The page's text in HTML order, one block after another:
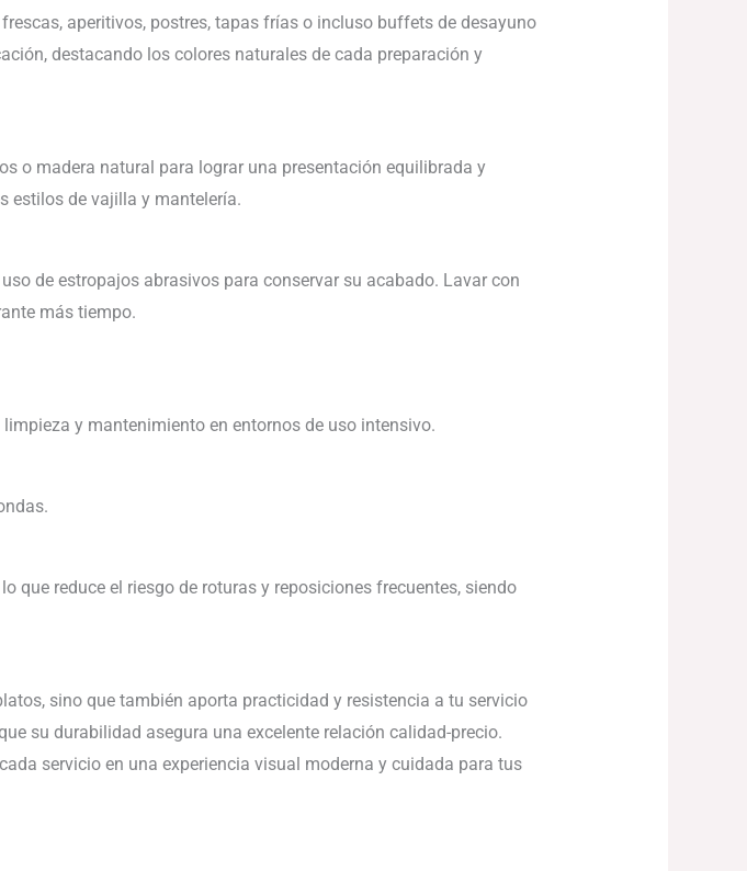
aperitivos, postres, tapas frías o incluso buffets de desayuno
destacando los colores naturales de cada preparación y
o madera natural para lograr una presentación equilibrada y
estilos de vajilla y mantelería.
de estropajos abrasivos para conservar su acabado. Lavar con
más tiempo.
y mantenimiento en entornos de uso intensivo.
que reduce el riesgo de roturas y reposiciones frecuentes, siendo
sino que también aporta practicidad y resistencia a tu servicio
su durabilidad asegura una excelente relación calidad-precio.
servicio en una experiencia visual moderna y cuidada para tus